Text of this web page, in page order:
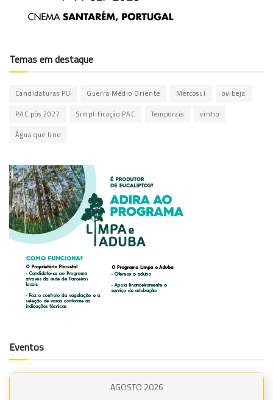
Temas em destaque
Candidaturas PU Guerra Médio Oriente Mercosul ovibeja
PAC pós 2027 Simplificação PAC Temporais vinho
Água que Une
Eventos
AGOSTO 2026